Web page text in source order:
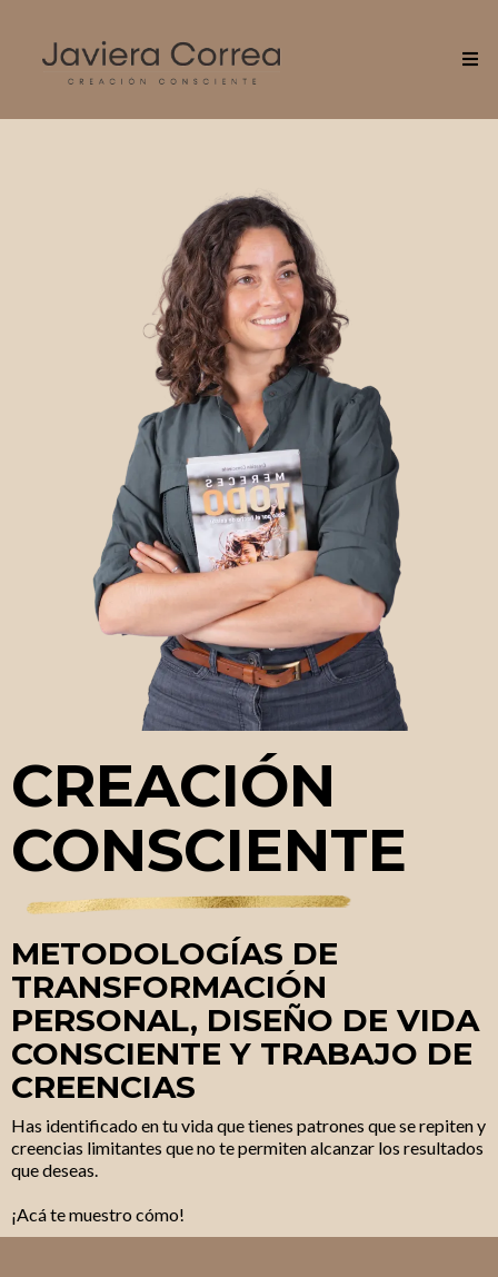
CREACIÓN
CONSCIENTE
METODOLOGÍAS DE
TRANSFORMACIÓN
PERSONAL, DISEÑO DE VIDA
CONSCIENTE Y TRABAJO DE
CREENCIAS
Has identificado en tu vida que tienes patrones que se repiten y
creencias limitantes que no te permiten alcanzar los resultados
que deseas.
¡Acá te muestro cómo!